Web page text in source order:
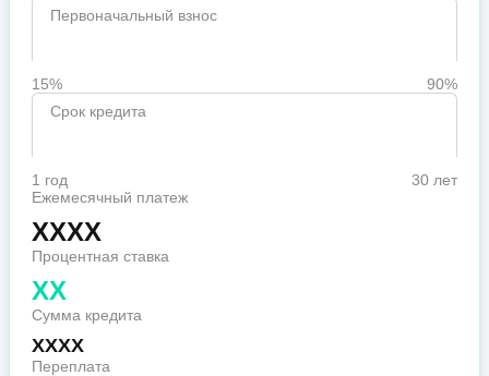
Первоначальный взнос
15%
90%
Срок кредита
1 год
30 лет
Ежемесячный платеж
XXXX
Процентная ставка
XX
Сумма кредита
XXXX
Переплата